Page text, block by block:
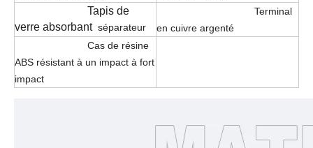
Tapis de
verre absorbant séparateur
Terminal
en cuivre argenté
Cas de résine
ABS résistant à un impact à fort
impact